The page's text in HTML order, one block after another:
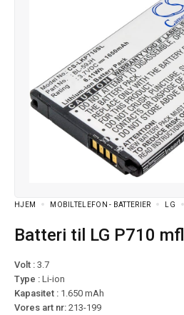
HJEM MOBILTELEFON - BATTERIER LG
Batteri til LG P710 mfl
Volt : 3.7
Type : Li-ion
Kapasitet : 1.650 mAh
Vores art nr: 213-199